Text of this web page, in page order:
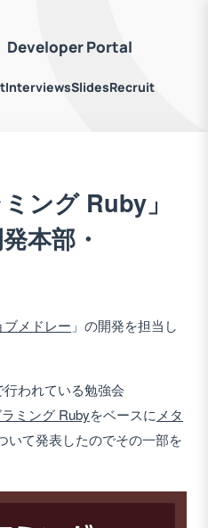
Developer Portal
InterviewsSlidesRecruit
ング Ruby」
本部・
ブメドレー 」の開発を担当し
われている勉強会
ミング Rubyをベースに メタ
いて発表したのでその一部を